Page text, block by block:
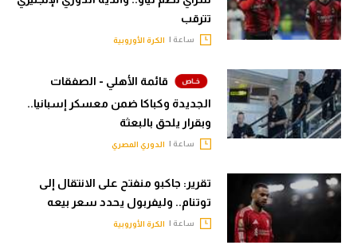
تترقب
ساعة | الكرة الأوروبية
قائمة الأهلي - الصفقات
الجديدة وكباكا ضمن معسكر إسبانيا..
وبقرار يلحق بالبعثة
ساعة | الدوري المصري
تقرير: جاكبو منفتح على الانتقال إلى
توتنام.. وليفربول يحدد سعر بيعه
ساعة | الكرة الأوروبية